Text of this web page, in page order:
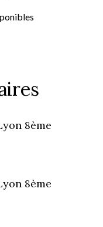
8ème
8ème